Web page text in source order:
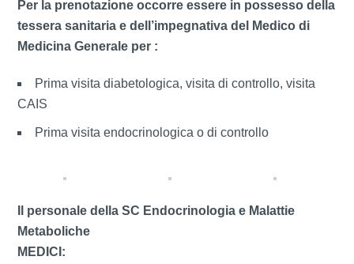
Per la prenotazione occorre essere in possesso della
tessera sanitaria e dell’impegnativa del Medico di
Medicina Generale per :
Prima visita diabetologica, visita di controllo, visita
CAIS
Prima visita endocrinologica o di controllo
Il personale della SC Endocrinologia e Malattie
Metaboliche
MEDICI: